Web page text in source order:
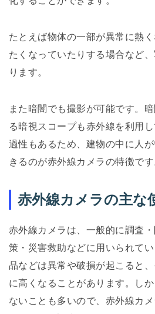
たとえば物体の一部が異常に熱
たくなっていたりする場合など
ります。
また暗闇でも撮影が可能です。
る暗視スコープも赤外線を利用
過性もあるため、建物の中に人
きるのが赤外線カメラの特徴です
赤外線カメラの主な
赤外線カメラは、一般的に調査
策・災害救助などに用いられて
品などは異常や破損が起こると
に高くなることがあります。し
ないことも多いので、赤外線カ